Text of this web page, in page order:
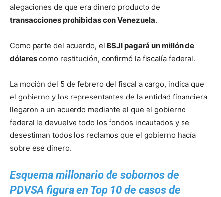
alegaciones de que era dinero producto de
transacciones prohibidas con Venezuela.
Como parte del acuerdo, el BSJI pagará un millón de
dólares como restitución, confirmó la fiscalía federal.
La moción del 5 de febrero del fiscal a cargo, indica que
el gobierno y los representantes de la entidad financiera
llegaron a un acuerdo mediante el que el gobierno
federal le devuelve todo los fondos incautados y se
desestiman todos los reclamos que el gobierno hacía
sobre ese dinero.
Esquema millonario de sobornos de
PDVSA figura en Top 10 de casos de